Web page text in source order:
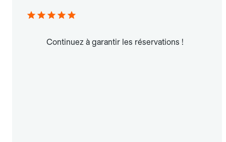
Continuez à garantir les réservations !